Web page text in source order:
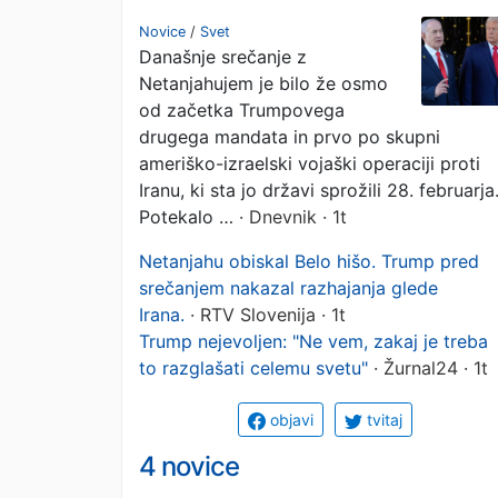
Gazi, v ospredju tudi
razhajanja med ZDA
Izraelom
Novice / Svet
Današnje srečanje z
Netanjahujem je bilo že osmo
od začetka Trumpovega
drugega mandata in prvo po skupni
ameriško-izraelski vojaški operaciji proti
Iranu, ki sta jo državi sprožili 28. februarja.
Potekalo … · Dnevnik · 1t
Netanjahu obiskal Belo hišo. Trump pred
srečanjem nakazal razhajanja glede
Irana. · RTV Slovenija · 1t
Trump nejevoljen: "Ne vem, zakaj je treba
to razglašati celemu svetu" · Žurnal24 · 1t
objavi tvitaj
4 novice